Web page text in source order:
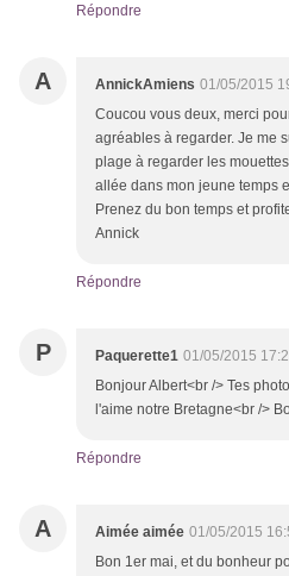
Répondre
A AnnickAmiens 01/05/2015
Coucou vous deux, merci
agréables à regarder. Je me
plage à regarder les
allée dans mon jeune temps
Prenez du bon temps et
Annick
Répondre
P Paquerette1 01/05/2015
Bonjour Albert<br /> Tes
l'aime notre Bretagne<br />
Répondre
A Aimée aimée 01/05/2015
Bon 1er mai, et du bonheur